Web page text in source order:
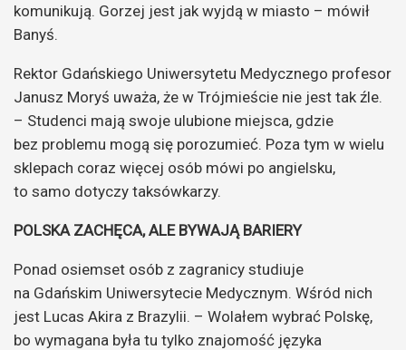
komunikują. Gorzej jest jak wyjdą w miasto – mówił
Banyś.
Rektor Gdańskiego Uniwersytetu Medycznego profesor
Janusz Moryś uważa, że w Trójmieście nie jest tak źle.
– Studenci mają swoje ulubione miejsca, gdzie
bez problemu mogą się porozumieć. Poza tym w wielu
sklepach coraz więcej osób mówi po angielsku,
to samo dotyczy taksówkarzy.
POLSKA ZACHĘCA, ALE BYWAJĄ BARIERY
Ponad osiemset osób z zagranicy studiuje
na Gdańskim Uniwersytecie Medycznym. Wśród nich
jest Lucas Akira z Brazylii. – Wolałem wybrać Polskę,
bo wymagana była tu tylko znajomość języka